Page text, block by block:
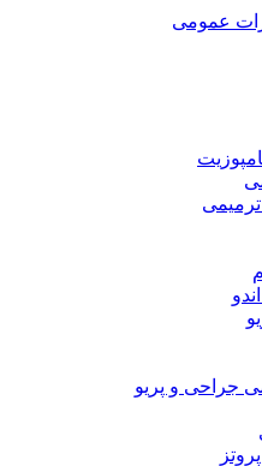
عمومی
ترمیمی
جراحی و پریو